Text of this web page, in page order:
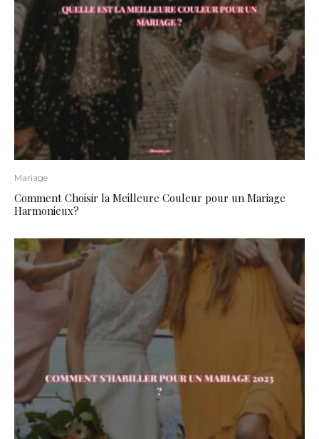
Mariage
Comment Choisir la Meilleure Couleur pour un Mariage
Harmonieux?